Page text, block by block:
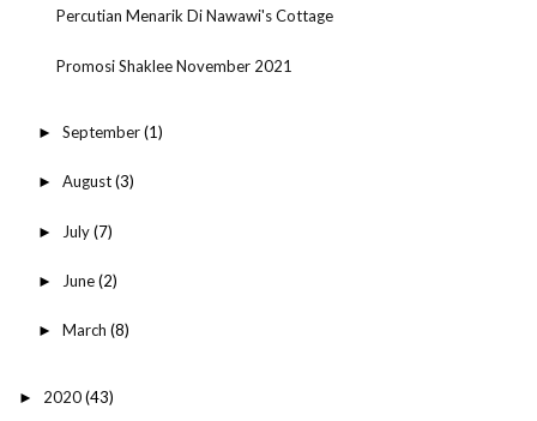
Percutian Menarik Di Nawawi's Cottage
Promosi Shaklee November 2021
► September(1)
► August(3)
► July(7)
► June(2)
► March (8)
► 2020(43)